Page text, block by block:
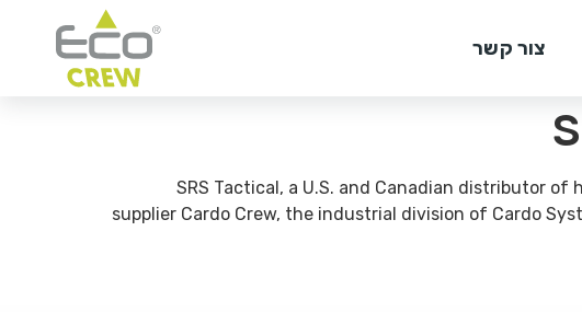
צור קשר
SRS Tactical, a U.S. and Canadian distributor
supplier Cardo Crew, the industrial division of Cardo